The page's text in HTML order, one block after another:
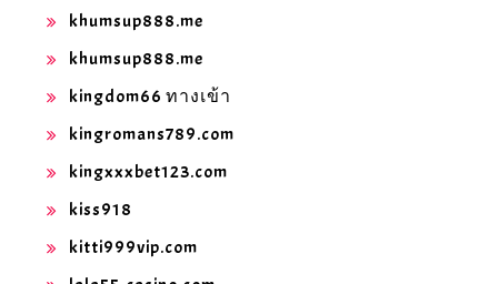
khumsup888.me
khumsup888.me
kingdom66 ทางเข้า
kingromans789.com
kingxxxbet123.com
kiss918
kitti999vip.com